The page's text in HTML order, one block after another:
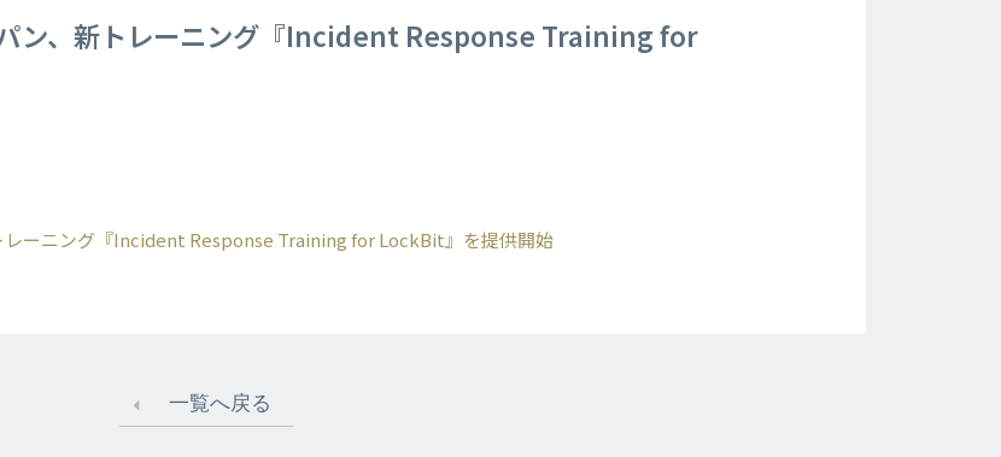
ン、新トレーニング『Incident Response Training for
レーニング『Incident Response Training for LockBit』を提供開始
一覧へ戻る